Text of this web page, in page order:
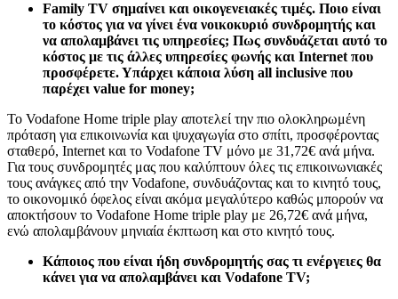
Family TV σημαίνει και οικογενειακές τιμές. Ποιο είναι
το κόστος για να γίνει ένα νοικοκυριό συνδρομητής και
να απολαμβάνει τις υπηρεσίες; Πως συνδυάζεται αυτό το
κόστος με τις άλλες υπηρεσίες φωνής και Internet που
προσφέρετε. Υπάρχει κάποια λύση all inclusive που
παρέχει value for money;
Το Vodafone Home triple play αποτελεί την πιο ολοκληρωμένη
πρόταση για επικοινωνία και ψυχαγωγία στο σπίτι, προσφέροντας
σταθερό, Internet και το Vodafone TV μόνο με 31,72€ ανά μήνα.
Για τους συνδρομητές μας που καλύπτουν όλες τις επικοινωνιακές
τους ανάγκες από την Vodafone, συνδυάζοντας και το κινητό τους,
το οικονομικό όφελος είναι ακόμα μεγαλύτερο καθώς μπορούν να
αποκτήσουν το Vodafone Home triple play με 26,72€ ανά μήνα,
ενώ απολαμβάνουν μηνιαία έκπτωση και στο κινητό τους.
Κάποιος που είναι ήδη συνδρομητής σας τι ενέργειες θα
κάνει για να απολαμβάνει και Vodafone TV;